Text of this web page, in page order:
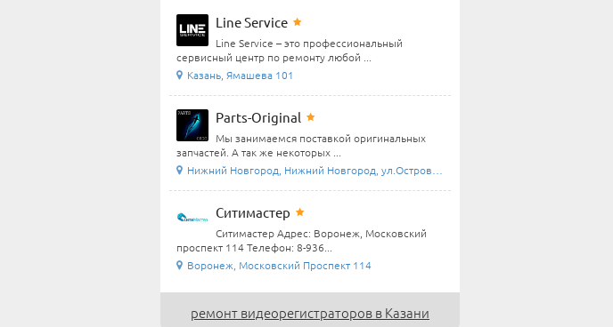
Line Service
Line Service – это профессиональный
сервисный центр по ремонту любой ...
Казань, Ямашева 101
Parts-Original
Мы занимаемся поставкой оригинальных
запчастей. А так же некоторых ...
Нижний Новгород, Нижний Новгород, ул.Островского ...
Ситимастер
Ситимастер Адрес: Воронеж, Московский
проспект 114 Телефон: 8-936...
Воронеж, Московский Проспект 114
ремонт видеорегистраторов в Казани